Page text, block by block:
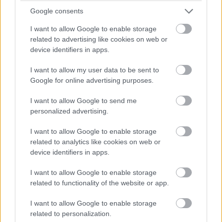
Google consents
I want to allow Google to enable storage
related to advertising like cookies on web or
device identifiers in apps.
I want to allow my user data to be sent to
Google for online advertising purposes.
I want to allow Google to send me
personalized advertising.
I want to allow Google to enable storage
related to analytics like cookies on web or
device identifiers in apps.
I want to allow Google to enable storage
related to functionality of the website or app.
I want to allow Google to enable storage
related to personalization.
cerut lui Carmen special sa avem placintica
Cununia civila a avut loc in Franta, acum doi ani. "Si
acolo am avut o mini nunta, cu vreo 40 de
persoane, mai ales ca traditia in familia sotului este
ca o cununie sa aiba loc in curtea casei lor", spune
Livia. Apoi precizeaza faptul ca a fost impresionata
de ceremonia de la primarie care a durat mai bine
Livia Stan
28 ani
Razvan